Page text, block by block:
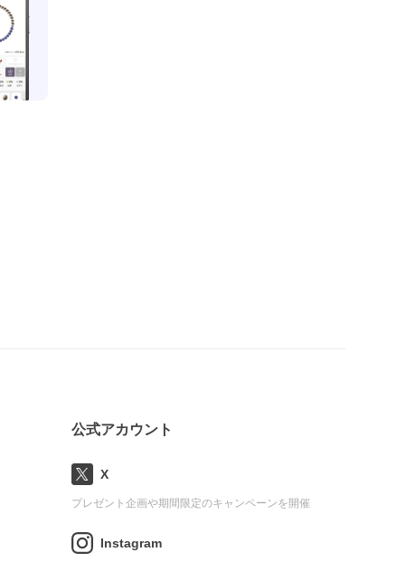
公式アカウント
X
プレゼント企画や期間限定のキャンペーンを開催
Instagram